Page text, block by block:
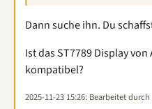
Dann suche ihn. Du
Ist das ST7789 Display
kompatibel?
2025-11-23 15:26: Bearbeitet durch